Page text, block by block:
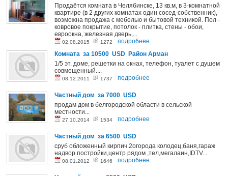
Продаётся комната в Челябинске, 13 кв.м, в 3-комнатной
квартире (в 2 других комнатах один сосед-собственник),
возможна продажа с мебелью и бытовой техникой. Пол -
ковровое покрытие, потолок - плитка, стены - обои,
евроокна, железная дверь,...
02.08.2015 1272
подробнее
Комната за 10500 USD Район Арман
1/5 эт. доме, решетки на окнах, телефон, туалет с душем
совмещенный....
08.12.2011 1737 подробнее
Частный дом за 7000 USD
продам дом в белгородской области в сельской
местности...
27.10.2014 1534 подробнее
Частный дом за 6500 USD
сруб обложенный кирпич.2огорода колодец,баня,гараж
надвор.постройки,центр рядом ,тел,мегалаин,IDTV...
08.01.2012 1646 подробнее